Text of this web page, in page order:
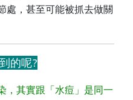
處，甚至可能被抓去做關
的呢?
，其實跟「水痘」是同一